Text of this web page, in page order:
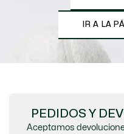
IR A LA
PEDIDOS Y
Aceptamos